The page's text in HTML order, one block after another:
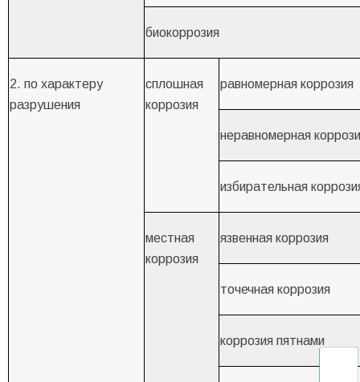
биокоррозия
2. по характеру
разрушения
сплошная
коррозия
равномерная коррозия
неравномерная
избирательная
местная
коррозия
язвенная коррозия
точечная коррозия
коррозия пятнами